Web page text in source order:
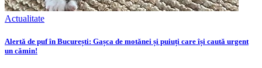
Actualitate
Alertă de puf în București: Gașca de motănei și puiuți care își caută urgent
un cămin!